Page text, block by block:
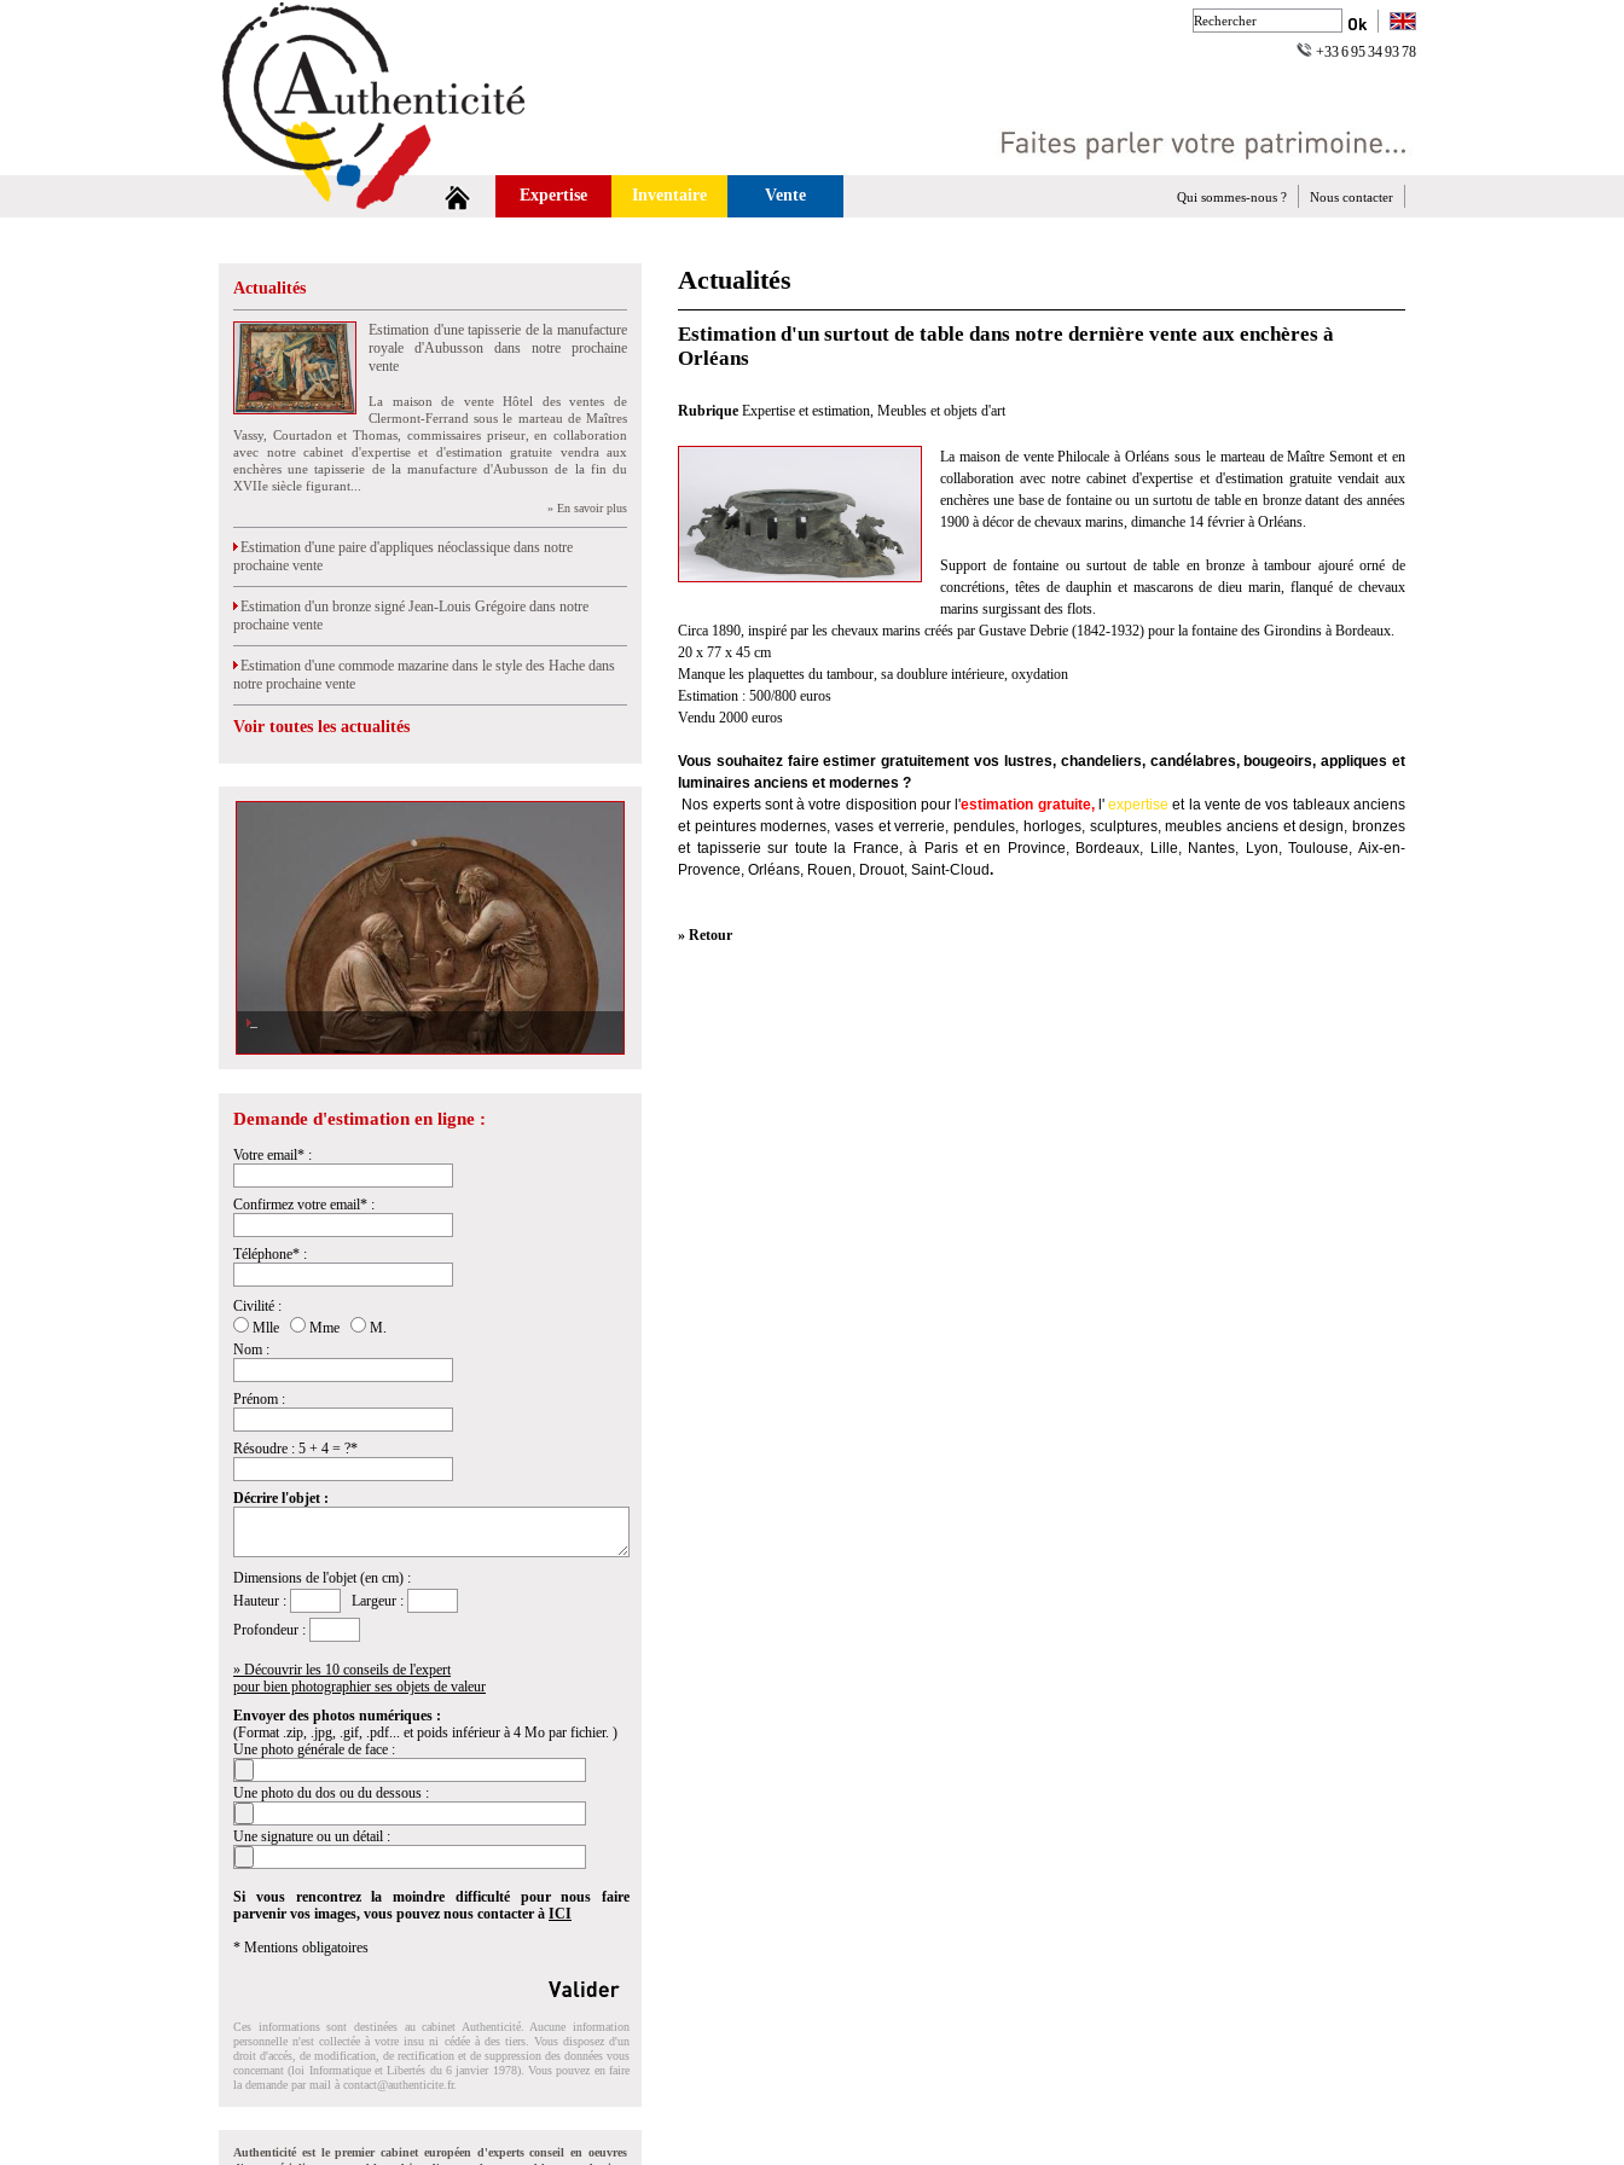
+33 6 95 34 93 78
Expertise Inventaire Vente Nous contacter
Qui sommes-nous ?
Actualités
Estimation d'une tapisserie de la manufacture
royale d'Aubusson dans notre prochaine
vente
La maison de vente Hôtel des ventes de
Clermont-Ferrand sous le marteau de Maîtres
Vassy, Courtadon et Thomas, commissaires priseur, en collaboration
avec notre cabinet d'expertise et d'estimation gratuite vendra aux
enchères une tapisserie de la manufacture d'Aubusson de la fin du
XVIIe siècle figurant...
» En savoir plus
Estimation d'une paire d'appliques néoclassique dans notre
prochaine vente
Estimation d'un bronze signé Jean-Louis Grégoire dans notre
prochaine vente
Estimation d'une commode mazarine dans le style des Hache dans
notre prochaine vente
Voir toutes les actualités
Demande d'estimation en ligne :
Votre email* :
Confirmez votre email* :
Téléphone* :
Civilité :
Mlle
Mme
M.
Nom :
Prénom :
Résoudre : 5 + 4 = ?*
Décrire l'objet :
Dimensions de l'objet (en cm) :
Hauteur :
Largeur :
Profondeur :
» Découvrir les 10 conseils de l'expert
pour bien photographier ses objets de valeur
Envoyer des photos numériques :
(Format .zip, .jpg, .gif, .pdf... et poids inférieur à 4 Mo par fichier. )
Une photo générale de face :
Une photo du dos ou du dessous :
Une signature ou un détail :
Si vous rencontrez la moindre difficulté pour nous faire
parvenir vos images, vous pouvez nous contacter à ICI
* Mentions obligatoires
Ces informations sont destinées au cabinet Authenticité. Aucune information
personnelle n'est collectée à votre insu ni cédée à des tiers. Vous disposez d'un
droit d'accés, de modification, de rectification et de suppression des données vous
concernant (loi Informatique et Libertés du 6 janvier 1978). Vous pouvez en faire
la demande par mail à contact@authenticite.fr.
Authenticité est le premier cabinet européen d'experts conseil en oeuvres
Actualités
Estimation d'un surtout de table dans notre dernière vente aux enchères à
Orléans
Rubrique Expertise et estimation, Meubles et objets d'art
La maison de vente Philocale à Orléans sous le marteau de Maître Semont et en
collaboration avec notre cabinet d'expertise et d'estimation gratuite vendait aux
enchères une base de fontaine ou un surtotu de table en bronze datant des années
1900 à décor de chevaux marins, dimanche 14 février à Orléans.
Support de fontaine ou surtout de table en bronze à tambour ajouré orné de
concrétions, têtes de dauphin et mascarons de dieu marin, flanqué de chevaux
marins surgissant des flots.
Circa 1890, inspiré par les chevaux marins créés par Gustave Debrie (1842-1932) pour la fontaine des Girondins à Bordeaux.
20 x 77 x 45 cm
Manque les plaquettes du tambour, sa doublure intérieure, oxydation
Estimation : 500/800 euros
Vendu 2000 euros
Vous souhaitez faire estimer gratuitement vos lustres, chandeliers, candélabres, bougeoirs, appliques et
luminaires anciens et modernes ?
Nos experts sont à votre disposition pour l'estimation gratuite, l'expertise et la vente de vos tableaux anciens
et peintures modernes, vases et verrerie, pendules, horloges, sculptures, meubles anciens et design, bronzes
et tapisserie sur toute la France, à Paris et en Province, Bordeaux, Lille, Nantes, Lyon, Toulouse, Aix-en-
Provence, Orléans, Rouen, Drouot, Saint-Cloud.
» Retour